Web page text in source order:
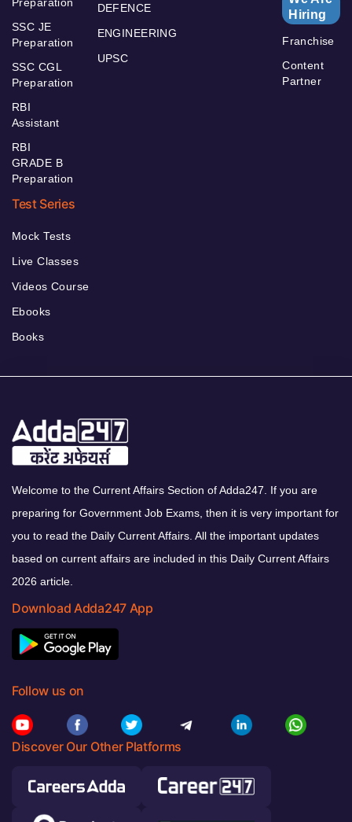
SSC JE
Preparation
SSC CGL
Preparation
RBI
Assistant
RBI
GRADE B
Preparation
DEFENCE
ENGINEERING
UPSC
Hiring
Franchise
Content
Partner
Test Series
Mock Tests
Live Classes
Videos Course
Ebooks
Books
Welcome to the Current Affairs Section of Adda247. If you are
preparing for Government Job Exams, then it is very important for
you to read the Daily Current Affairs. All the important updates
based on current affairs are included in this Daily Current Affairs
2026 article.
Download Adda247 App
Follow us on
Discover Our Other Platforms